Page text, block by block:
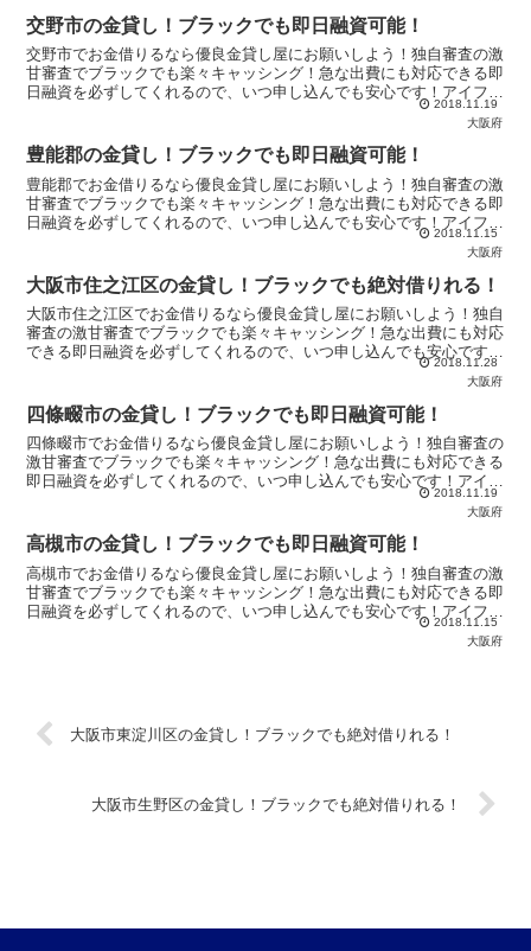
交野市の金貸し！ブラックでも即日融資可能！
交野市でお金借りるなら優良金貸し屋にお願いしよう！独自審査の激
甘審査でブラックでも楽々キャッシング！急な出費にも対応できる即
日融資を必ずしてくれるので、いつ申し込んでも安心です！アイフル
やアコムからお金を借りれないなら【優良金貸し屋】へ！ 2018.11.19
大阪府
豊能郡の金貸し！ブラックでも即日融資可能！
豊能郡でお金借りるなら優良金貸し屋にお願いしよう！独自審査の激
甘審査でブラックでも楽々キャッシング！急な出費にも対応できる即
日融資を必ずしてくれるので、いつ申し込んでも安心です！アイフル
やアコムからお金を借りれないなら【優良金貸し屋】へ！ 2018.11.15
大阪府
大阪市住之江区の金貸し！ブラックでも絶対借りれる！
大阪市住之江区でお金借りるなら優良金貸し屋にお願いしよう！独自
審査の激甘審査でブラックでも楽々キャッシング！急な出費にも対応
できる即日融資を必ずしてくれるので、いつ申し込んでも安心です！
アイフルやアコムからお金を借りれないなら【優良金貸し屋】へ！
2018.11.28
大阪府
四條畷市の金貸し！ブラックでも即日融資可能！
四條畷市でお金借りるなら優良金貸し屋にお願いしよう！独自審査の
激甘審査でブラックでも楽々キャッシング！急な出費にも対応できる
即日融資を必ずしてくれるので、いつ申し込んでも安心です！アイフ
ルやアコムからお金を借りれないなら【優良金貸し屋】へ！2018.11.19
大阪府
高槻市の金貸し！ブラックでも即日融資可能！
高槻市でお金借りるなら優良金貸し屋にお願いしよう！独自審査の激
甘審査でブラックでも楽々キャッシング！急な出費にも対応できる即
日融資を必ずしてくれるので、いつ申し込んでも安心です！アイフル
やアコムからお金を借りれないなら【優良金貸し屋】へ！ 2018.11.15
大阪府
大阪市東淀川区の金貸し！ブラックでも絶対借りれる！
大阪市生野区の金貸し！ブラックでも絶対借りれる！